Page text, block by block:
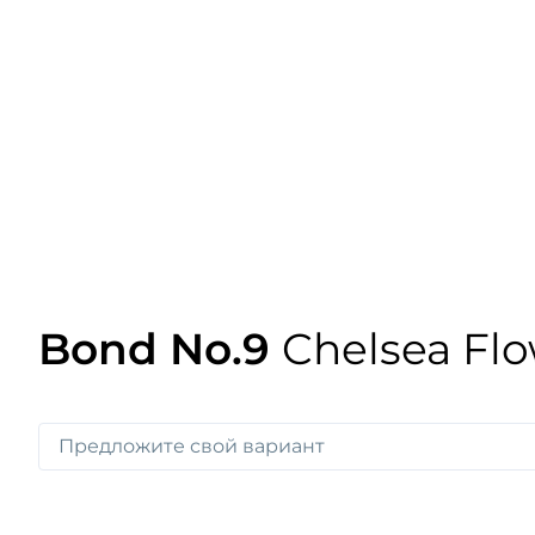
Bond No.9 Chelsea